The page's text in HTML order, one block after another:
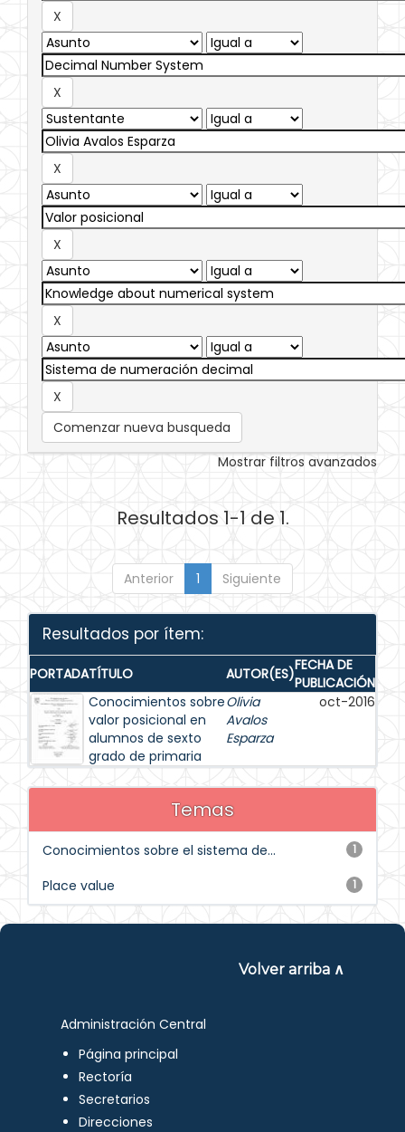
Comenzar nueva busqueda
Mostrar filtros avanzados
Resultados 1-1 de 1.
Anterior 1 Siguiente
Resultados por ítem:
PORTADATÍTULO AUTOR(ES)FECHA DE
PUBLICACIÓN
Conocimientos sobre
valor posicional en
alumnos de sexto
grado de primaria
Olivia
Avalos
Esparza
oct-2016
Temas
1
Conocimientos sobre el sistema de...
1
Place value
Volver arriba ∧
Administración Central
Página principal
Rectoría
Secretarios
Direcciones